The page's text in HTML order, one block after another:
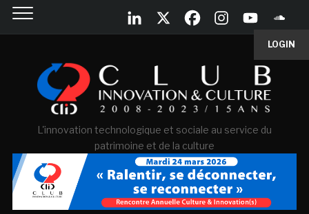
LOGIN
L'innovation technologique et sociale au service du
patrimoine et de la culture